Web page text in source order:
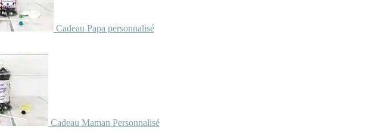
Cadeau Papa personnalisé
Cadeau Maman Personnalisé